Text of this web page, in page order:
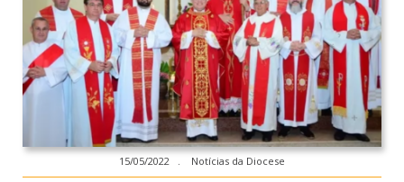
15/05/2022 . Notícias da Diocese